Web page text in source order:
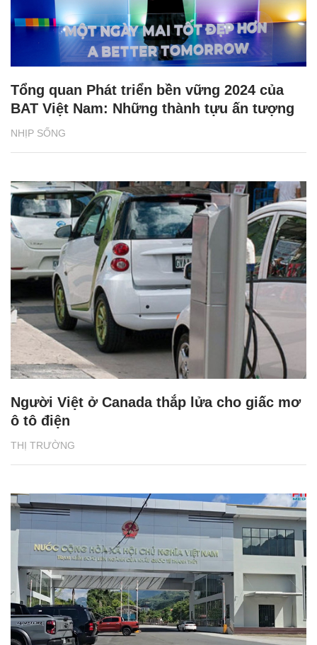
NHỊP SỐNG
Tổng quan Phát triển bền vững 2024 của
BAT Việt Nam: Những thành tựu ấn tượng
THỊ TRƯỜNG
Người Việt ở Canada thắp lửa cho giấc mơ
ô tô điện